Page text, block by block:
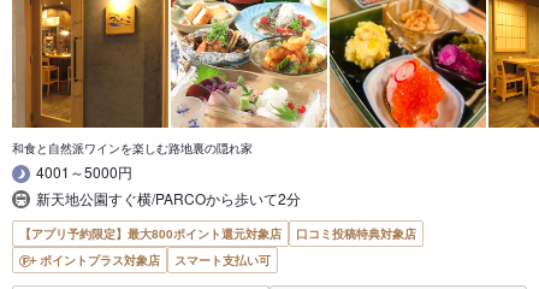
和食と自然派ワインを楽しむ路地裏の隠れ家
4001～5000円
新天地公園すぐ横/PARCOから歩いて2分
【アプリ予約限定】最大800ポイント還元対象店
口コミ投稿特典対象店
ポイントプラス対象店
スマート支払い可